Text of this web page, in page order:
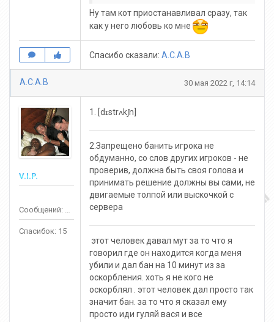
Ну там кот приостанавливал сразу, так
как у него любовь ко мне
Спасибо сказали: A.C.A.B
A.C.A.B 30 мая 2022 г, 14:14
V.I.P.
Сообщений: 65
Спасибок: 15
1. [dɪstrʌkʃn]
2.Запрещено банить игрока не
обдуманно, со слов других игроков - не
проверив, должна быть своя голова и
принимать решение должны вы сами, не
двигаемые толпой или выскочкой с
сервера
этот человек давал мут за то что я
говорил где он находится когда меня
убили и дал бан на 10 минут из за
оскорбления. хоть я не кого не
оскорблял . этот человек дал просто так
значит бан. за то что я сказал ему
просто иди гуляй вася и все